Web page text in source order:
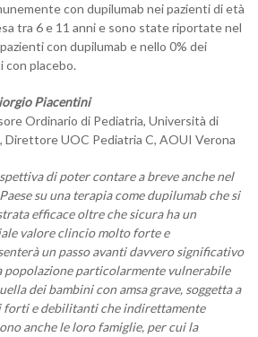
con dupilumab nei pazienti di età
tra 6 e 11 anni e sono state riportate nel
con dupilumab e nello 0% dei
con placebo.
Piacentini
Ordinario di Pediatria, Università di
Direttore UOC Pediatria C, AOUI Verona
di poter contare a breve anche nel
su una terapia come dupilumab che si
efficace oltre che sicura ha un
valore clincio molto forte e
un passo avanti davvero significativo
popolazione particolarmente vulnerabile
dei bambini con amsa grave, soggetta a
forti e debilitanti che indirettamente
anche le loro famiglie, per cui la